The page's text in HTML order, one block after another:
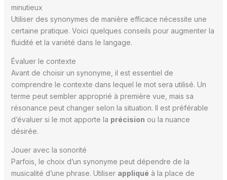
minutieux
Utiliser des synonymes de manière efficace nécessite une
certaine pratique. Voici quelques conseils pour augmenter la
fluidité et la variété dans le langage.
Évaluer le contexte
Avant de choisir un synonyme, il est essentiel de
comprendre le contexte dans lequel le mot sera utilisé. Un
terme peut sembler approprié à première vue, mais sa
résonance peut changer selon la situation. Il est préférable
d’évaluer si le mot apporte la précision ou la nuance
désirée.
Jouer avec la sonorité
Parfois, le choix d’un synonyme peut dépendre de la
musicalité d’une phrase. Utiliser appliqué à la place de